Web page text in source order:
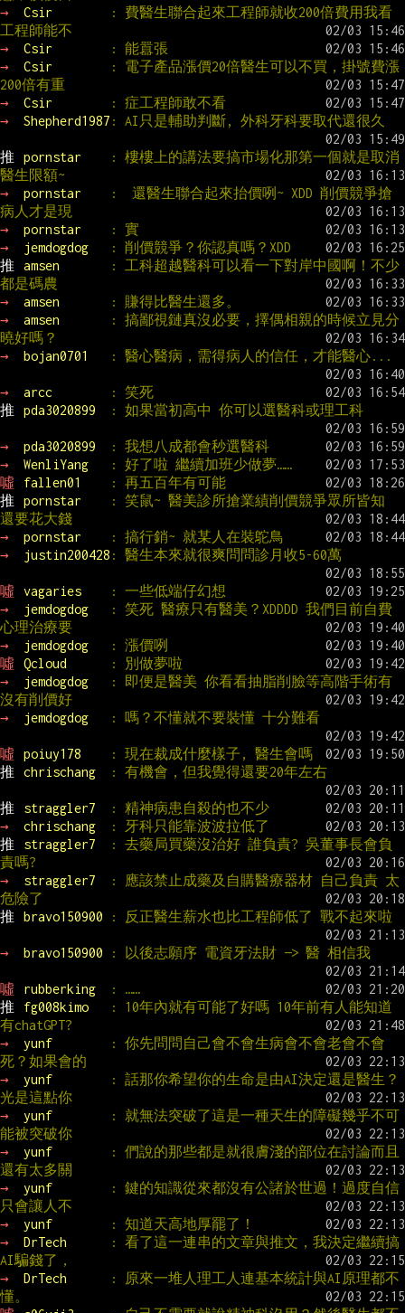
→
Csir
: 費醫生聯合起來工程師就收200倍費用我看
工程師能不
→
Csir
: 能囂張
→
Csir
: 電子產品漲價20倍醫生可以不買，掛號費漲
200倍有重
→
Csir
: 症工程師敢不看
→
Shepherd1987 : AI只是輔助判斷, 外科牙科要取代還很久
推 pornstar
: 樓樓上的講法要搞市場化那第一個就是取消
醫生限額~
→
pornstar
:  還醫生聯合起來抬價咧~ XDD 削價競爭搶
病人才是現
→
pornstar
: 實
→
jemdogdog
: 削價競爭？你認真嗎？XDD
推
amsen
: 工科超越醫科可以看一下對岸中國啊！不少
都是碼農
→
amsen
: 賺得比醫生還多。
→
amsen
: 搞鄙視鏈真沒必要，擇偶相親的時候立見分
曉好嗎？
→
bojan0701 : 醫心醫病，需得病人的信任，才能醫心...
→ arcc
: 笑死
推
pda3020899 : 如果當初高中 你可以選醫科或理工科
→ pda3020899
: 我想八成都會秒選醫科
→
WenliYang
: 好了啦 繼續加班少做夢……
噓
fallen01
: 再五百年有可能
推
pornstar
: 笑鼠~ 醫美診所搶業績削價競爭眾所皆知
還要花大錢
→
pornstar
: 搞行銷~ 就某人在裝鴕鳥
→
justin200428 : 醫生本來就很爽問問診月收5-60萬
噓 vagaries
: 一些低端仔幻想
→
jemdogdog
: 笑死 醫療只有醫美？XDDDD 我們目前自費
心理治療要
→
jemdogdog
: 漲價咧
噓
Qcloud
: 別做夢啦
→
jemdogdog
: 即便是醫美 你看看抽脂削臉等高階手術有
沒有削價好
→
jemdogdog : 嗎？不懂就不要裝懂 十分難看
噓 poiuy178
: 現在裁成什麼樣子, 醫生會嗎
推
chrischang : 有機會，但我覺得還要20年左右
推 straggler7
: 精神病患自殺的也不少
→
chrischang
: 牙科只能靠波波拉低了
推
straggler7
: 去藥局買藥沒治好 誰負責? 吳董事長會負
責嗎?
→
straggler7
: 應該禁止成藥及自購醫療器材 自己負責 太
危險了
推
bravo150900 : 反正醫生薪水也比工程師低了 戰不起來啦
→ bravo150900 : 以後志願序 電資牙法財 —> 醫 相信我
噓 rubberking
: ……
推
fg008kimo
: 10年內就有可能了好嗎 10年前有人能知道
有chatGPT?
→
yunf
: 你先問問自己會不會生病會不會老會不會
死？如果會的
→
yunf
: 話那你希望你的生命是由AI決定還是醫生？
光是這點你
→
yunf
: 就無法突破了這是一種天生的障礙幾乎不可
能被突破你
→
yunf
: 們說的那些都是就很膚淺的部位在討論而且
還有太多關
→
yunf
: 鍵的知識從來都沒有公諸於世過！過度自信
只會讓人不
→
yunf
: 知道天高地厚罷了！
→
DrTech
: 看了這一連串的文章與推文，我決定繼續搞
AI騙錢了，
→
DrTech
: 原來一堆人理工人連基本統計與AI原理都不
懂。